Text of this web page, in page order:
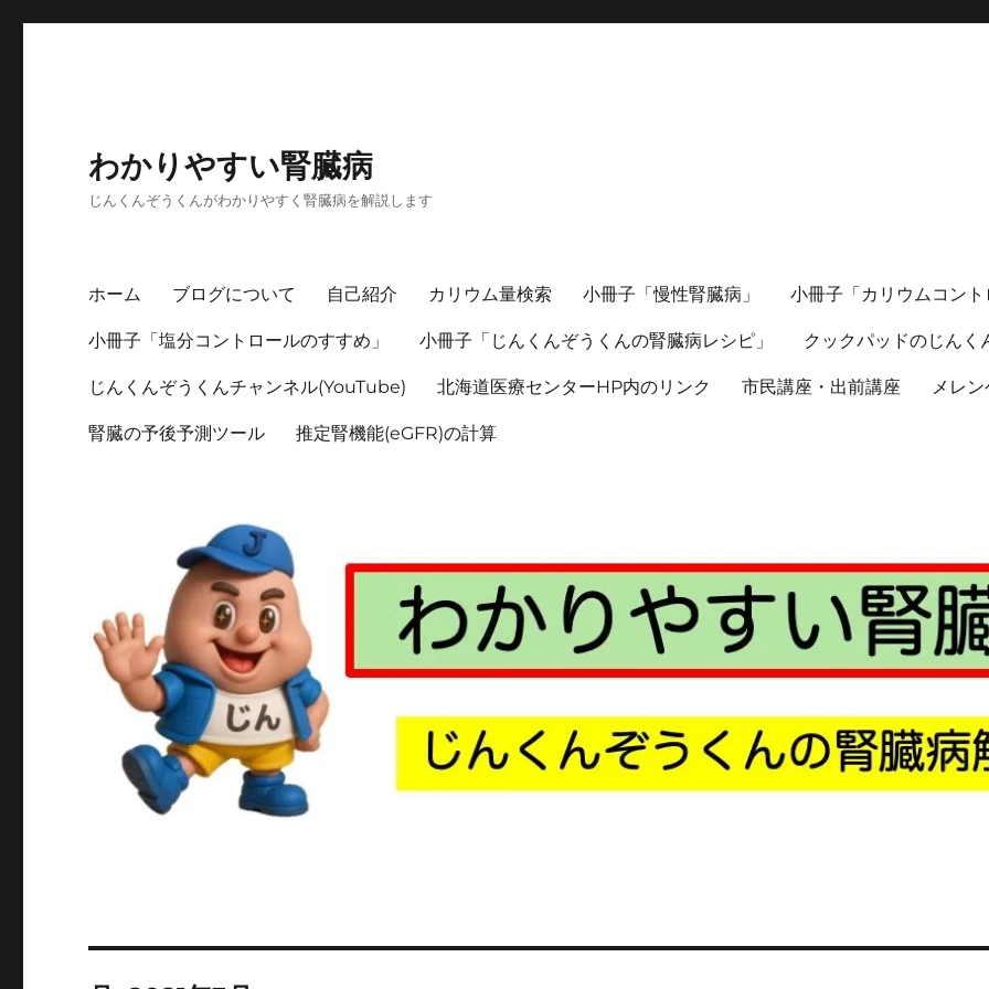
わかりやすい腎臓病
じんくんぞうくんがわかりやすく腎臓病を解説します
ホーム ブログについて 自己紹介 カリウム量検索 小冊子「慢性腎臓病」 小冊子「カリウムコン
小冊子「塩分コントロールのすすめ」 小冊子「じんくんぞうくんの腎臓病レシピ」 クックパッドのじんく
じんくんぞうくんチャンネル(YouTube) 北海道医療センターHP内のリンク 市民講座・出前講座 メレ
腎臓の予後予測ツール 推定腎機能(eGFR)の計算